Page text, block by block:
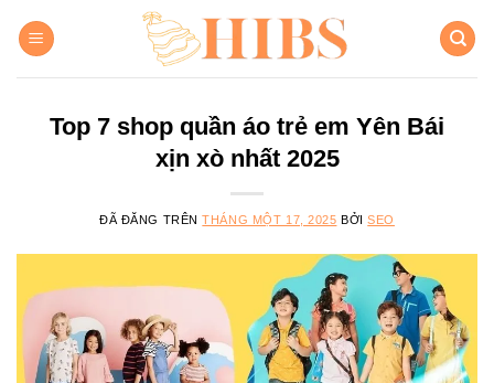
đến
Top 7 shop quần áo trẻ em Yên Bái
xịn xò nhất 2025
ĐÃ ĐĂNG TRÊNTHÁNG MỘT 17, 2025 BỞISEO